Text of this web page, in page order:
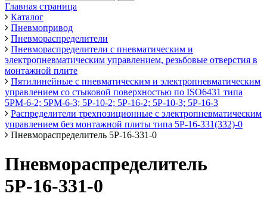
Главная страница
Каталог
Пневмопривод
Пневмораспределители
Пневмораспределители с пневматическим и
электропневматическим управлением, резьбовые отверстия в
монтажной плите
Пятилинейные с пневматическим и электропневматическим
управлением со стыковой поверхностью по ISO6431 типа
5РМ-6-2; 5РМ-6-3; 5Р-10-2; 5Р-16-2; 5Р-10-3; 5Р-16-3
Распределители трехпозиционные с электропневматическим
управлением без монтажной плиты типа 5Р-16-331(332)-0
Пневмораспределитель 5Р-16-331-0
Пневмораспределитель
5Р-16-331-0